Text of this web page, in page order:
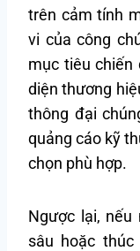
trên cảm tính
vi của công
mục tiêu chiến
diện thương
thông đại
quảng cáo kỹ
chọn phù hợp.
Ngược lại,
sâu hoặc